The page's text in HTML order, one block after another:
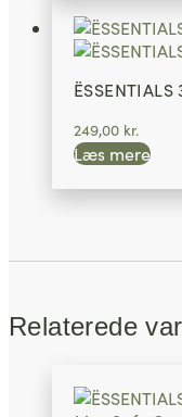
249,00 kr.
Læs mere
Relaterede